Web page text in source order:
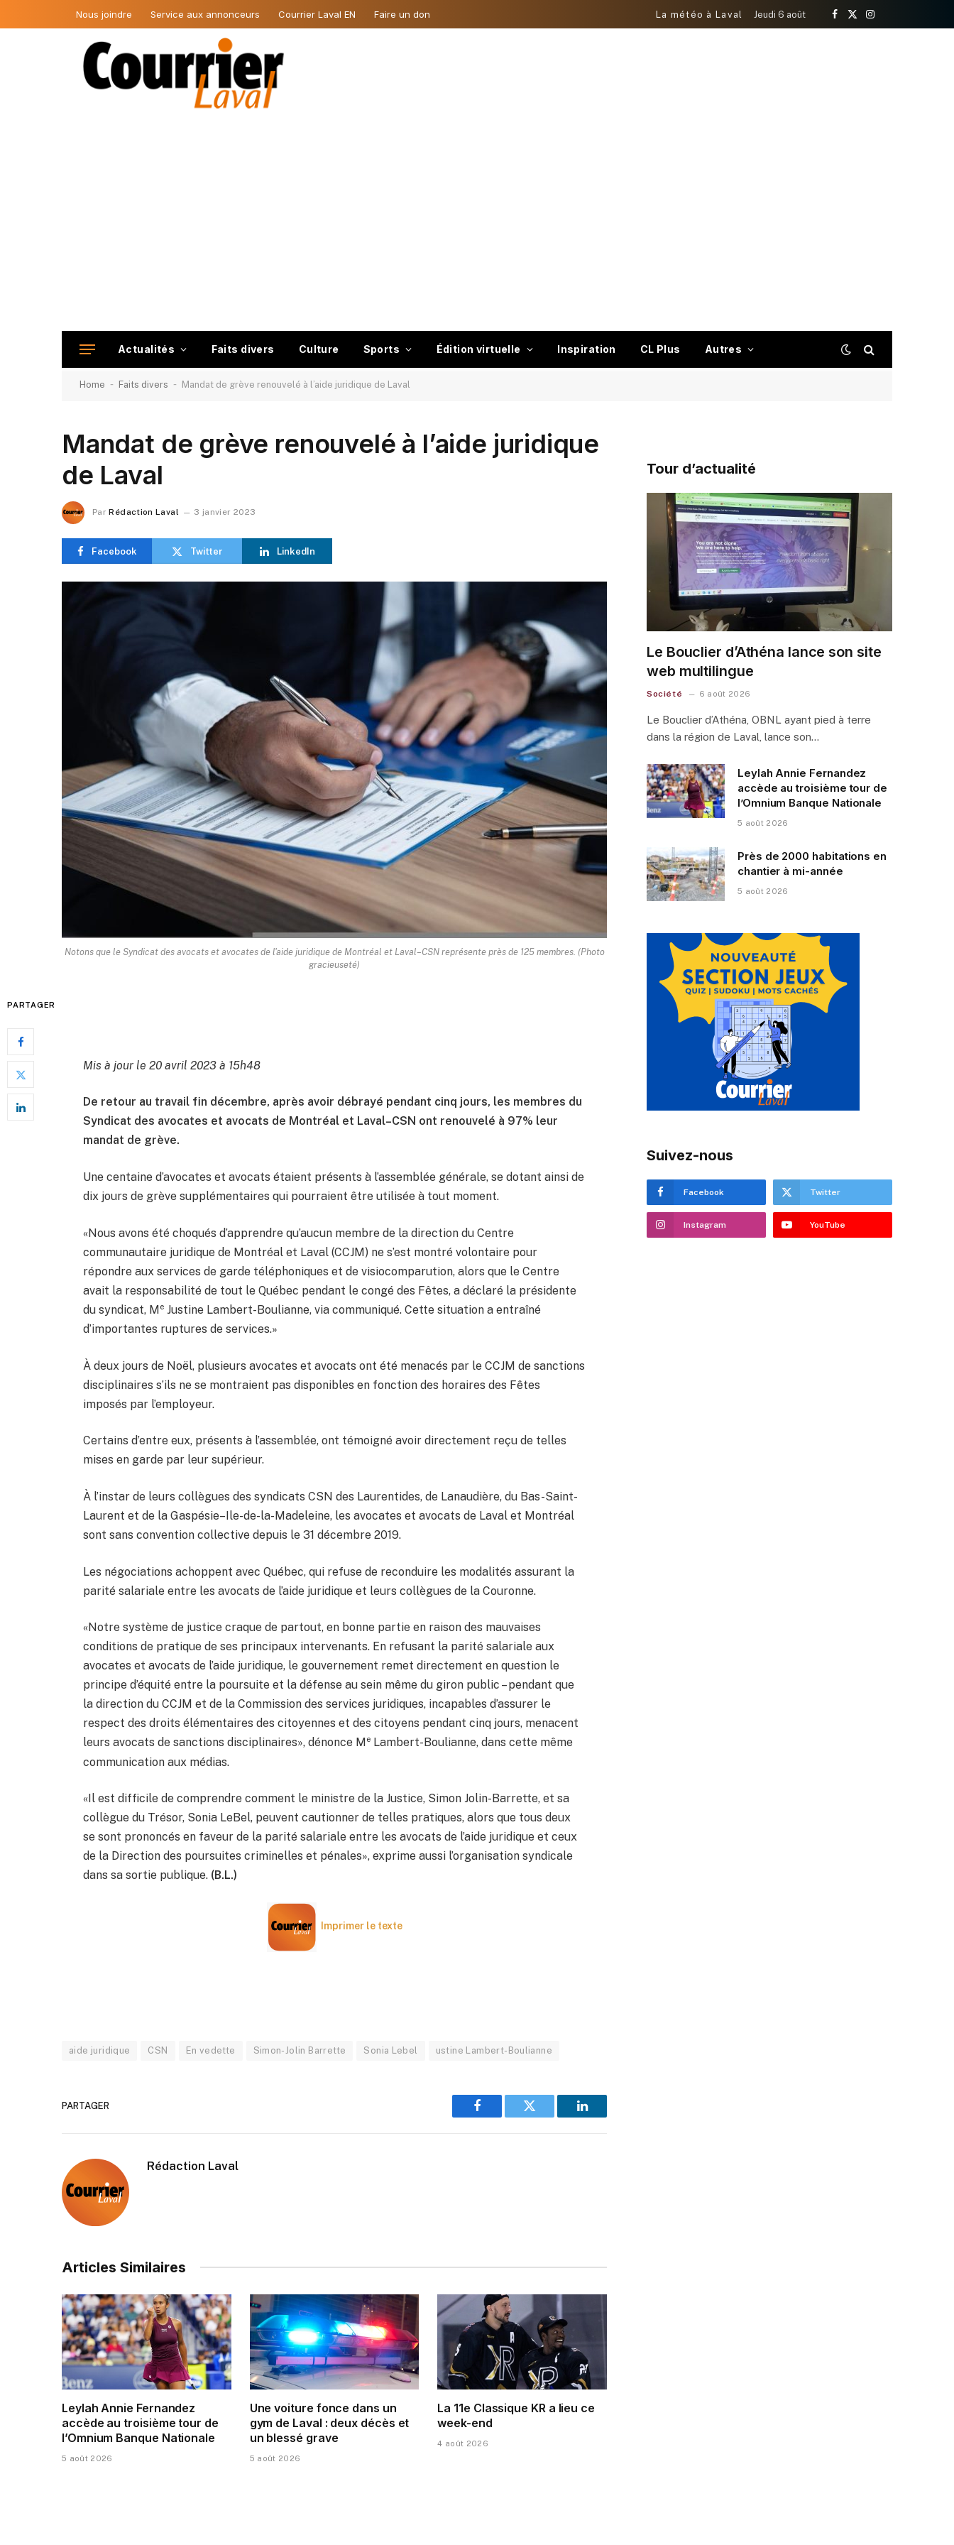
Nous joindre Service aux annonceurs Courrier Laval EN Faire un don La météo à Laval Jeudi 6 août
Facebook
X
Instagram
Actualités Faits divers Culture Sports Édition virtuelle Inspiration CL Plus Autres
Home - Faits divers - Mandat de grève renouvelé à l’aide juridique de Laval
Mandat de grève renouvelé à l’aide juridique
de Laval
Par Rédaction Laval 3 janvier 2023
Facebook Twitter LinkedIn
Notons que le Syndicat des avocats et avocates de l'aide juridique de Montréal et Laval–CSN représente près de 125 membres. (Photo
gracieuseté)
PARTAGER
Mis à jour le 20 avril 2023 à 15h48
De retour au travail fin décembre, après avoir débrayé pendant cinq jours, les membres du
Syndicat des avocates et avocats de Montréal et Laval–CSN ont renouvelé à 97% leur
mandat de grève.
Une centaine d’avocates et avocats étaient présents à l’assemblée générale, se dotant ainsi de
dix jours de grève supplémentaires qui pourraient être utilisée à tout moment.
«Nous avons été choqués d’apprendre qu’aucun membre de la direction du Centre
communautaire juridique de Montréal et Laval (CCJM) ne s’est montré volontaire pour
répondre aux services de garde téléphoniques et de visiocomparution, alors que le Centre
avait la responsabilité de tout le Québec pendant le congé des Fêtes, a déclaré la présidente
du syndicat, Me Justine Lambert-Boulianne, via communiqué. Cette situation a entraîné
d’importantes ruptures de services.»
À deux jours de Noël, plusieurs avocates et avocats ont été menacés par le CCJM de sanctions
disciplinaires s’ils ne se montraient pas disponibles en fonction des horaires des Fêtes
imposés par l’employeur.
Certains d’entre eux, présents à l’assemblée, ont témoigné avoir directement reçu de telles
mises en garde par leur supérieur.
À l’instar de leurs collègues des syndicats CSN des Laurentides, de Lanaudière, du Bas-Saint-
Laurent et de la Gaspésie–Ile-de-la-Madeleine, les avocates et avocats de Laval et Montréal
sont sans convention collective depuis le 31 décembre 2019.
Les négociations achoppent avec Québec, qui refuse de reconduire les modalités assurant la
parité salariale entre les avocats de l’aide juridique et leurs collègues de la Couronne.
«Notre système de justice craque de partout, en bonne partie en raison des mauvaises
conditions de pratique de ses principaux intervenants. En refusant la parité salariale aux
avocates et avocats de l’aide juridique, le gouvernement remet directement en question le
principe d’équité entre la poursuite et la défense au sein même du giron public – pendant que
la direction du CCJM et de la Commission des services juridiques, incapables d’assurer le
respect des droits élémentaires des citoyennes et des citoyens pendant cinq jours, menacent
leurs avocats de sanctions disciplinaires», dénonce M e Lambert-Boulianne, dans cette même
communication aux médias.
«Il est difficile de comprendre comment le ministre de la Justice, Simon Jolin-Barrette, et sa
collègue du Trésor, Sonia LeBel, peuvent cautionner de telles pratiques, alors que tous deux
se sont prononcés en faveur de la parité salariale entre les avocats de l’aide juridique et ceux
de la Direction des poursuites criminelles et pénales», exprime aussi l’organisation syndicale
dans sa sortie publique. (B.L.)
Imprimer le texte
aide juridique CSN En vedette Simon-Jolin Barrette Sonia Lebel ustine Lambert-Boulianne
PARTAGER
Facebook Twitter LinkedIn
Rédaction Laval
Articles Similaires
Leylah Annie Fernandez
accède au troisième tour de
l’Omnium Banque Nationale
5 août 2026
Une voiture fonce dans un
gym de Laval : deux décès et
un blessé grave
5 août 2026
La 11e Classique KR a lieu ce
week-end
4 août 2026
Tour d’actualité
Le Bouclier d’Athéna lance son site
web multilingue
Société 6 août 2026
Le Bouclier d’Athéna, OBNL ayant pied à terre
dans la région de Laval, lance son…
Leylah Annie Fernandez
accède au troisième tour de
l’Omnium Banque Nationale
5 août 2026
Près de 2000 habitations en
chantier à mi-année
5 août 2026
Suivez-nous
Facebook Twitter
Instagram YouTube